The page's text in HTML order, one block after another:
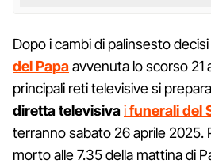
Dopo i cambi di palinsesto
del Papaavvenuta lo scorso 21
principali reti televisive si
diretta televisivaifunerali del
terranno sabato 26 aprile 2025.
morto alle 7.35 della mattina di